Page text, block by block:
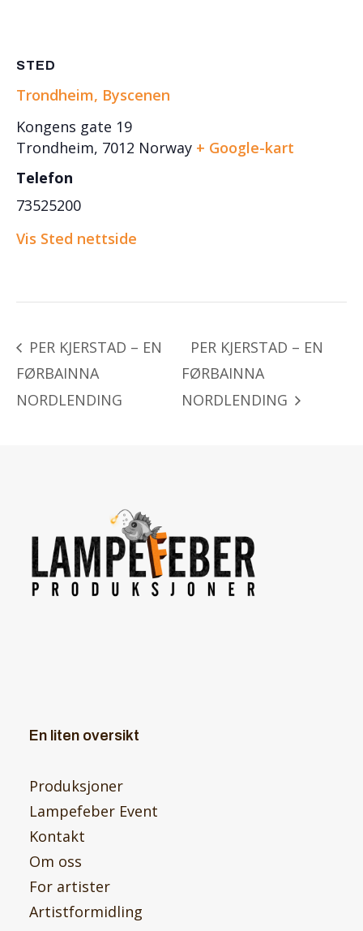
STED
Trondheim, Byscenen
Kongens gate 19
Trondheim, 7012 Norway + Google-kart
Telefon
73525200
Vis Sted nettside
PER KJERSTAD – EN
FØRBAINNA
NORDLENDING
PER KJERSTAD – EN
FØRBAINNA
NORDLENDING
En liten oversikt
Produksjoner
Lampefeber Event
Kontakt
Om oss
For artister
Artistformidling